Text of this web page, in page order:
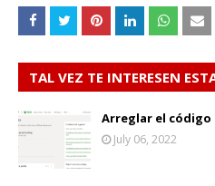
TAL VEZ TE INTERESEN
Arreglar el código
July 06, 2022